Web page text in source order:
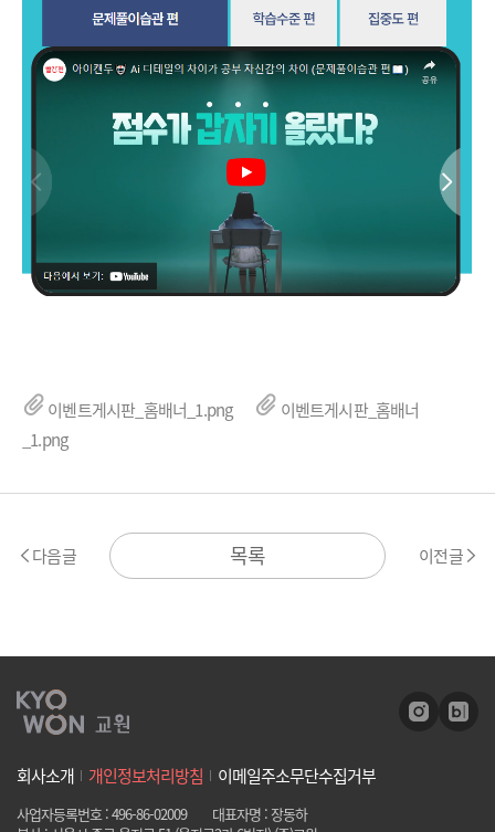
이벤트게시판_홈배너_1.png
이벤트게시판_홈배너
_1.png
다음글 목록 이전글
회사소개 개인정보처리방침 이메일주소무단수집거부
사업자등록번호 : 496-86-02009
대표자명 : 장동하